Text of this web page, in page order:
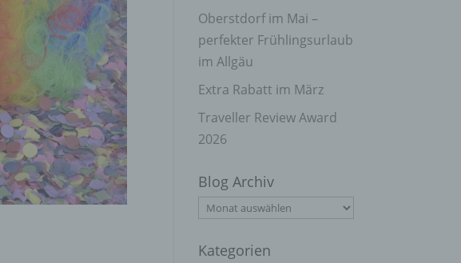
Oberstdorf im Mai –
perfekter Frühlingsurlaub
im Allgäu
Extra Rabatt im März
Traveller Review Award
2026
Blog Archiv
Blog
Kategorien